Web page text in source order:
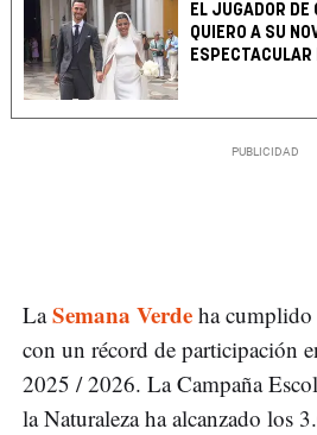
EL JUGADOR DE
QUIERO A SU
LaSemana Verde ha cumplido
con un récord de participación
2025 / 2026. La Campaña
la Naturaleza ha alcanzado los